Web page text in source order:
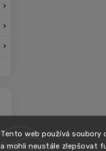
Tento web používá soubory
a mohli neustále zlepšovat